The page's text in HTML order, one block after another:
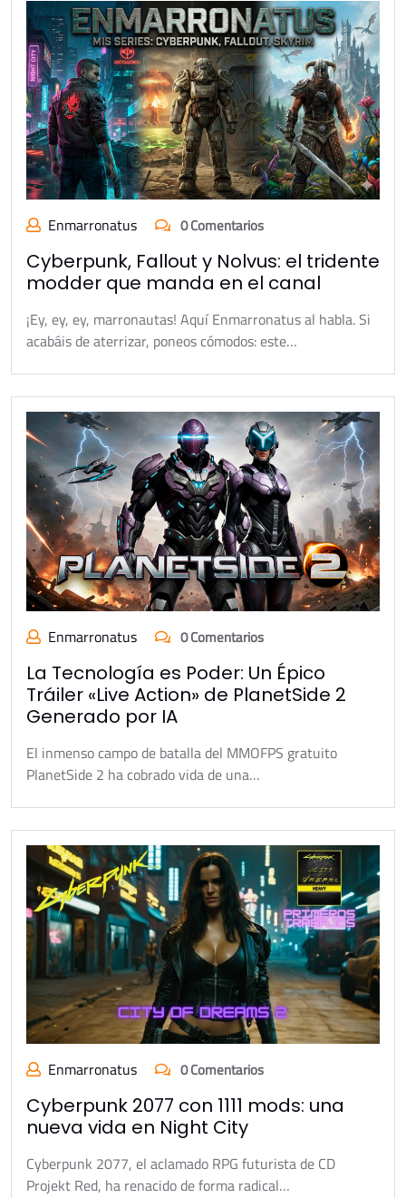
Enmarronatus 0 Comentarios
Cyberpunk, Fallout y Nolvus: el tridente
modder que manda en el canal
¡Ey, ey, ey, marronautas! Aquí Enmarronatus al habla. Si
acabáis de aterrizar, poneos cómodos: este…
Enmarronatus 0 Comentarios
La Tecnología es Poder: Un Épico
Tráiler «Live Action» de PlanetSide 2
Generado por IA
El inmenso campo de batalla del MMOFPS gratuito
PlanetSide 2 ha cobrado vida de una…
Enmarronatus 0 Comentarios
Cyberpunk 2077 con 1111 mods: una
nueva vida en Night City
Cyberpunk 2077, el aclamado RPG futurista de CD
Projekt Red, ha renacido de forma radical…